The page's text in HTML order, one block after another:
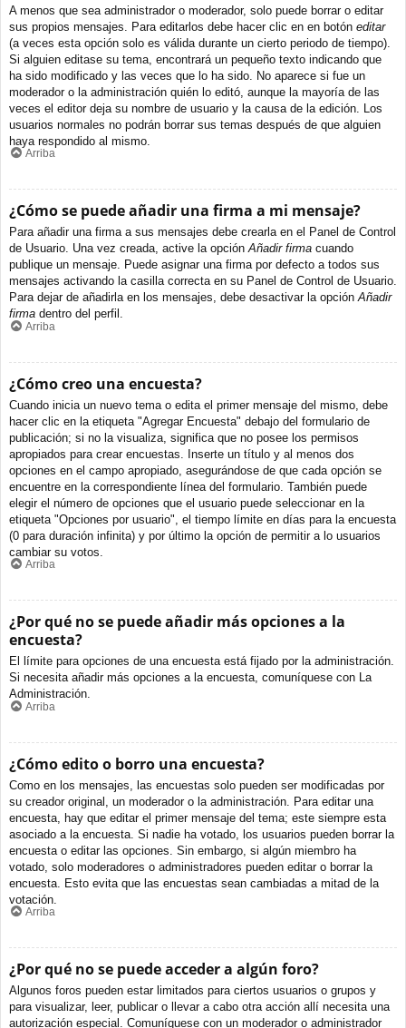
A menos que sea administrador o moderador, solo puede borrar o editar
sus propios mensajes. Para editarlos debe hacer clic en en botón editar
(a veces esta opción solo es válida durante un cierto periodo de tiempo).
Si alguien editase su tema, encontrará un pequeño texto indicando que
ha sido modificado y las veces que lo ha sido. No aparece si fue un
moderador o la administración quién lo editó, aunque la mayoría de las
veces el editor deja su nombre de usuario y la causa de la edición. Los
usuarios normales no podrán borrar sus temas después de que alguien
haya respondido al mismo.
Arriba
¿Cómo se puede añadir una firma a mi mensaje?
Para añadir una firma a sus mensajes debe crearla en el Panel de Control
de Usuario. Una vez creada, active la opciónAñadir firma cuando
publique un mensaje. Puede asignar una firma por defecto a todos sus
mensajes activando la casilla correcta en su Panel de Control de Usuario.
Para dejar de añadirla en los mensajes, debe desactivar la opciónAñadir
firma dentro del perfil.
Arriba
¿Cómo creo una encuesta?
Cuando inicia un nuevo tema o edita el primer mensaje del mismo, debe
hacer clic en la etiqueta "Agregar Encuesta" debajo del formulario de
publicación; si no la visualiza, significa que no posee los permisos
apropiados para crear encuestas. Inserte un título y al menos dos
opciones en el campo apropiado, asegurándose de que cada opción se
encuentre en la correspondiente línea del formulario. También puede
elegir el número de opciones que el usuario puede seleccionar en la
etiqueta "Opciones por usuario", el tiempo límite en días para la encuesta
(0 para duración infinita) y por último la opción de permitir a lo usuarios
cambiar su votos.
Arriba
¿Por qué no se puede añadir más opciones a la
encuesta?
El límite para opciones de una encuesta está fijado por la administración.
Si necesita añadir más opciones a la encuesta, comuníquese con La
Administración.
Arriba
¿Cómo edito o borro una encuesta?
Como en los mensajes, las encuestas solo pueden ser modificadas por
su creador original, un moderador o la administración. Para editar una
encuesta, hay que editar el primer mensaje del tema; este siempre esta
asociado a la encuesta. Si nadie ha votado, los usuarios pueden borrar la
encuesta o editar las opciones. Sin embargo, si algún miembro ha
votado, solo moderadores o administradores pueden editar o borrar la
encuesta. Esto evita que las encuestas sean cambiadas a mitad de la
votación.
Arriba
¿Por qué no se puede acceder a algún foro?
Algunos foros pueden estar limitados para ciertos usuarios o grupos y
para visualizar, leer, publicar o llevar a cabo otra acción allí necesita una
autorización especial. Comuníquese con un moderador o administrador